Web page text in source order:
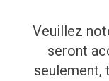
Veuillez
seront
seulement,